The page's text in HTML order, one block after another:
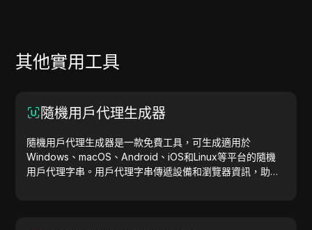
其他實用工具
隨機用戶代理生成器
隨機用戶代理生成器是一款免費工具，可生成適用於
Windows、macOS、Android、iOS和Linux等平台的隨機
用戶代理字串。用戶代理字串傳遞設備和瀏覽器資訊，助力